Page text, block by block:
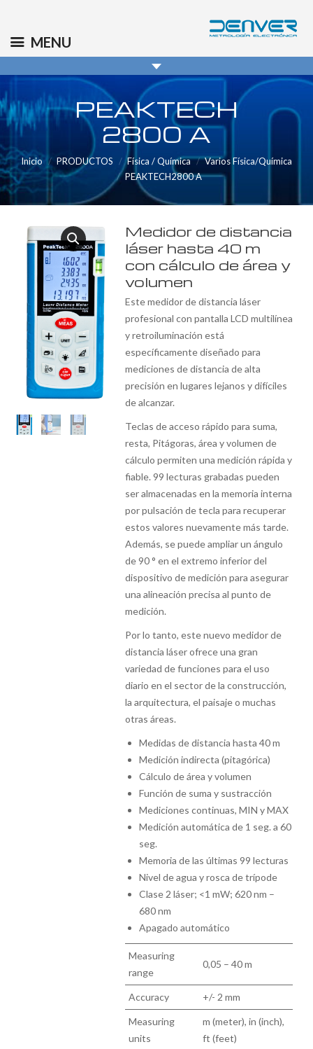
info@denver.es
PEAKTECH
2800 A
Inicio PRODUCTOS Física / Química
Varios Física/Química
PEAKTECH2800 A
Medidor de distancia
láser hasta 40 m
con cálculo de área y
volumen
Este medidor de distancia láser
profesional con pantalla LCD multilínea
y retroiluminación está
específicamente diseñado para
mediciones de distancia de alta
precisión en lugares lejanos y difíciles
de alcanzar.
Teclas de acceso rápido para suma,
resta, Pitágoras, área y volumen de
cálculo permiten una medición rápida y
fiable. 99 lecturas grabadas pueden
ser almacenadas en la memoria interna
por pulsación de tecla para recuperar
estos valores nuevamente más tarde.
Además, se puede ampliar un ángulo
de 90 ° en el extremo inferior del
dispositivo de medición para asegurar
una alineación precisa al punto de
medición.
Por lo tanto, este nuevo medidor de
distancia láser ofrece una gran
variedad de funciones para el uso
diario en el sector de la construcción,
la arquitectura, el paisaje o muchas
otras áreas.
Medidas de distancia hasta 40 m
Medición indirecta (pitagórica)
Cálculo de área y volumen
Función de suma y sustracción
Mediciones continuas, MIN y MAX
Medición automática de 1 seg. a 60
seg.
Memoria de las últimas 99 lecturas
Nivel de agua y rosca de trípode
Clase 2 láser; <1 mW; 620 nm –
680 nm
Apagado automático
Measuring
range
0,05 – 40 m
Accuracy +/- 2 mm
Measuring
units
m (meter), in (inch),
ft (feet)
MENU